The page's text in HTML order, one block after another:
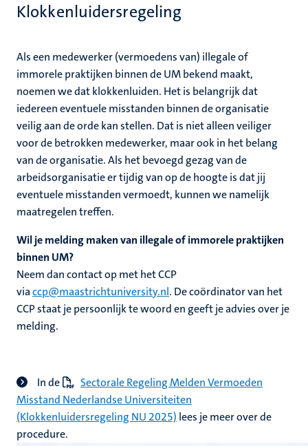
Klokkenluidersregeling
Als een medewerker (vermoedens van) illegale of
immorele praktijken binnen de UM bekend maakt,
noemen we dat klokkenluiden. Het is belangrijk dat
iedereen eventuele misstanden binnen de organisatie
veilig aan de orde kan stellen. Dat is niet alleen veiliger
voor de betrokken medewerker, maar ook in het belang
van de organisatie. Als het bevoegd gezag van de
arbeidsorganisatie er tijdig van op de hoogte is dat jij
eventuele misstanden vermoedt, kunnen we namelijk
maatregelen treffen.
Wil je melding maken van illegale of immorele praktijken
binnen UM?
Neem dan contact op met het CCP
viaccp@maastrichtuniversity.nl. De coördinator van het
CCP staat je persoonlijk te woord en geeft je advies over je
melding.
In de
Sectorale Regeling Melden Vermoeden
Misstand Nederlandse Universiteiten
(Klokkenluidersregeling NU 2025) lees je meer over de
procedure.